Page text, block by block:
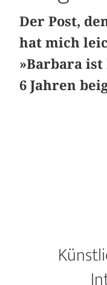
Der Post,
hat mich
»Barbara ist
6 Jahren